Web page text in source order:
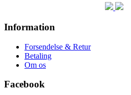
Information
Forsendelse & Retur
Betaling
Om os
Facebook